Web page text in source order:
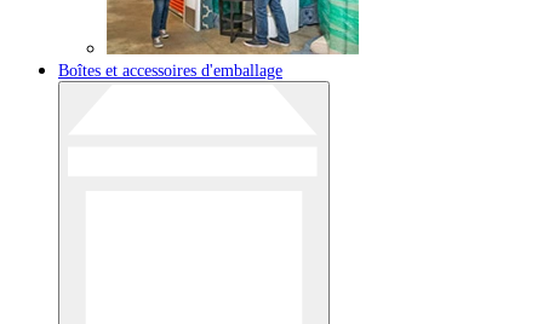
Boîtes et accessoires d'emballage